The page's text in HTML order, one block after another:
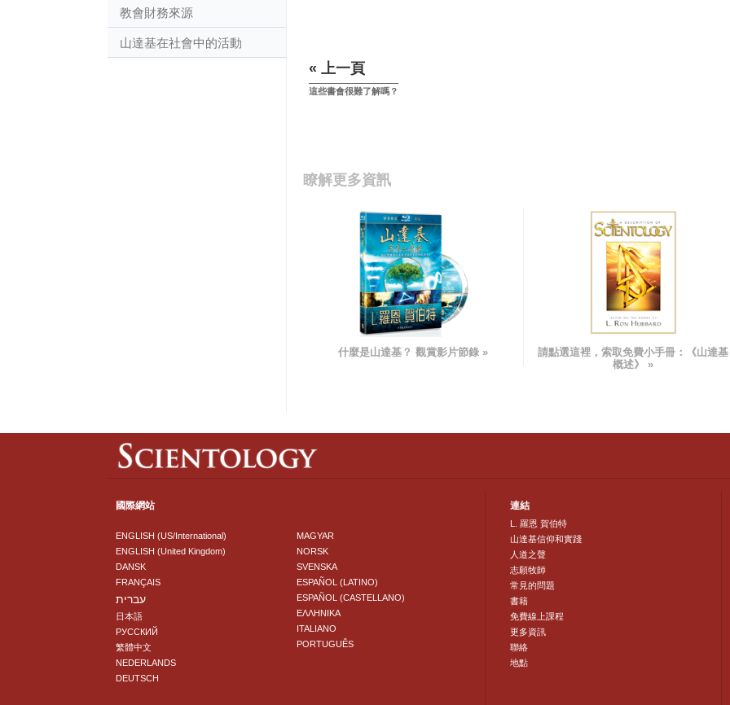
« 上一頁
這些書會很難了解嗎？
瞭解更多資訊
什麼是山達基？ 觀賞影片節錄 » 請點選這裡，索取免費小手冊：
《山達基
概述》
»
教會財務來源
山達基在社會中的活動
國際網站
ENGLISH (US/International)
ENGLISH (United Kingdom)
DANSK
FRANÇAIS
עברית
日本語
РУССКИЙ
繁體中文
NEDERLANDS
DEUTSCH
MAGYAR
NORSK
SVENSKA
ESPAÑOL (LATINO)
ESPAÑOL (CASTELLANO)
ΕΛΛΗΝΙΚA
ITALIANO
PORTUGUÊS
連結
L. 羅恩 賀伯特
山達基信仰和實踐
人道之聲
志願牧師
常見的問題
書籍
免費線上課程
更多資訊
聯絡
地點